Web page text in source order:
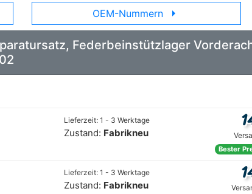
OEM-Nummern arrow_right
Federbeinstützlager
Lieferzeit: 1 - 3 Werktage
Zustand: Fabrikneu
Bester
Lieferzeit: 1 - 3 Werktage
Zustand: Fabrikneu